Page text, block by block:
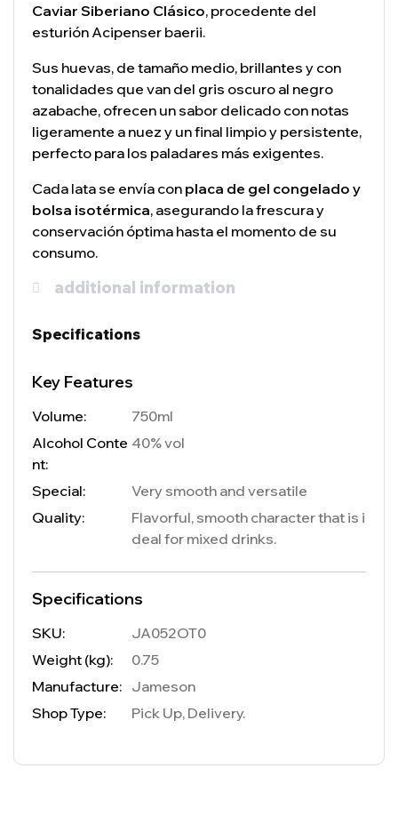
Caviar Siberiano Clásico, procedente del
esturión Acipenser baerii.
Sus huevas, de tamaño medio, brillantes y con
tonalidades que van del gris oscuro al negro
azabache, ofrecen un sabor delicado con notas
ligeramente a nuez y un final limpio y persistente,
perfecto para los paladares más exigentes.
Cada lata se envía con placa de gel congelado y
bolsa isotérmica, asegurando la frescura y
conservación óptima hasta el momento de su
consumo.
additional information
Specifications
Key Features
Volume:
750ml
Alcohol Conte
nt:
40% vol
Special:
Very smooth and versatile
Quality:
Flavorful, smooth character that is i
deal for mixed drinks.
Specifications
SKU:
JA052OT0
Weight (kg):
0.75
Manufacture: Jameson
Shop Type:
Pick Up, Delivery.